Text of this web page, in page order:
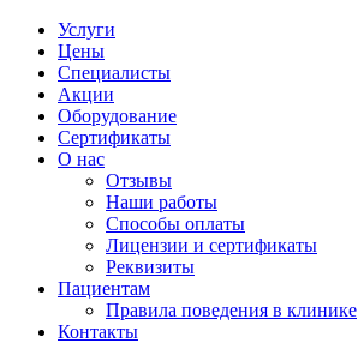
Услуги
Цены
Специалисты
Акции
Оборудование
Сертификаты
О нас
Отзывы
Наши работы
Способы оплаты
Лицензии и сертификаты
Реквизиты
Пациентам
Правила поведения в клинике
Контакты